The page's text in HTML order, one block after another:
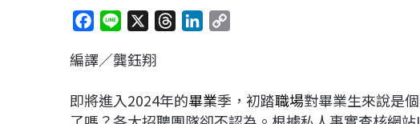
c
b
n
a
e
L
編譯∕龔鈺翔
即將進入2024年的畢業季，初踏職場對畢業生來說是